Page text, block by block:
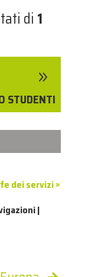
di 1
STUDENTI
9
dei servizi »
|